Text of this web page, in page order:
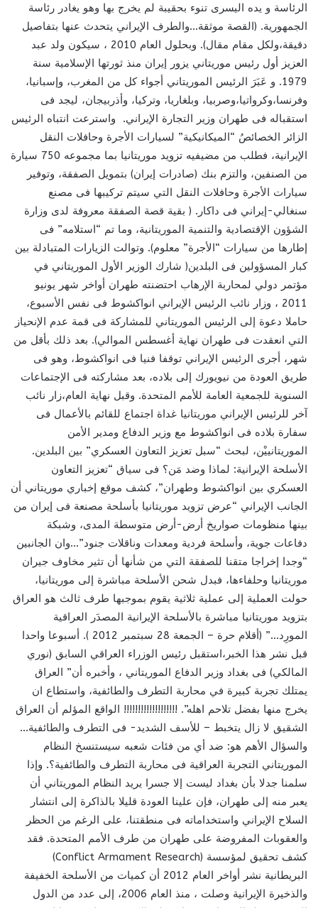
الرئاسة و يده اليسرى تنوء بحقيبة لم يخرج بها وهو يغادر رئاسة
الجمهورية. (القصة موثقة…والطرف الإيراني يتحدث عنها بتفاصيل
دقيقة،ولكل مقام مقال). وبحلول العام 2010 ، سيكون ولد عبد
العزيز أول رئيس موريتاني يزور إيران منذ ثورتها الإسلامية سنة
1979. و عَبَرَ الرئيس الموريتاني أجواء كل من المغرب، وإسبانيا،
وفرنسا،وكرواتيا،وصربيا، وبلغاريا، وتركيا، وأذربيجان، ليجد فى
استقباله فى طهران وزير التجارة الإيراني. واسترعت انتباه الرئيس
الزائر الخصائصُ “الميكانيكية” لسيارات الأجرة وحافلات النقل
الإيرانية، فطلب من مضيفيه تزويد موريتانيا بما مجموعه 750 سيارة
من الصنفين، والتزم بنك (صادرات إيران) بتمويل الصفقة، وتوفير
سيارات الأجرة وحافلات النقل التي سيتم تركيبها فى مصنع
سنغالي-إيراني فى داكار. ( بقية قصة الصفقة معروفة لدى وزارة
الشؤون الإقتصادية والتنمية الموريتانية، وما تم “استلامه” فى
إطارها من سيارات “الأجرة” معلوم). وتوالت الزيارات المتبادلة بين
كبار المسؤولين فى البلدين( شارك الوزير الأول الموريتاني في
مؤتمر دولي لمحاربة الإرهاب احتضنته طهران أواخر شهر يونيو
2011 ، وزار نائب الرئيس الإيراني انواكشوط فى نفس الأسبوع،
حاملا دعوة إلى الرئيس الموريتاني للمشاركة فى قمة عدم الإنحياز
التي انعقدت فى طهران نهاية أغسطس الموالي). بعد ذلك بأقل من
شهر، أجرى الرئيس الإيراني توقفا فنيا فى انواكشوط، وهو فى
طريق العودة من نيويورك إلى بلاده، بعد مشاركته فى الإجتماعات
السنوية للجمعية العامة للأمم المتحدة. وقبل نهاية العام،زار نائب
آخر للرئيس الإيراني موريتانيا غداة اجتماع للقائم بالأعمال فى
سفارة بلاده فى انواكشوط مع وزير الدفاع ومدير الأمن
الموريتانييْن، لبحث “سبل تعزيز التعاون العسكري” بين البلدين.
الأسلحة الإيرانية: لماذا وضد مَن؟ فى سياق “تعزيز التعاون
العسكري بين انواكشوط وطهران”، كشف موقع إخباري موريتاني أن
الجانب الإيراني “عرض تزويد موريتانيا بأسلحة مصنعة فى إيران من
بينها منظومات صواريخ أرض-أرض متوسطة المدى، وشبكة
دفاعات جوية، وأسلحة فردية ومعدات وناقلات جنود”…وان الجانبين
“وجدا إخراجا متقنا للصفقة التي من شأنها أن تثير مخاوف جيران
موريتانيا وحلفاءها، فبدل شحن الأسلحة مباشرة إلى موريتانيا،
حولت العملية إلى عملية ثلاثية يقوم بموجبها طرف ثالث هو العراق
بتزويد موريتانيا مباشرة بالأسلحة الإيرانية المصدَر العراقية
المورِد…” (أقلام حرة – الجمعة 28 سبتمبر 2012 ). أسبوعا واحدا
قبل نشر هذا الخبر،استقبل رئيس الوزراء العراقي السابق (نوري
المالكي) فى بغداد وزير الدفاع الموريتاني ، وأخبره أن” العراق
يمتلك تجربة كبيرة في محاربة التطرف والطائفية، واستطاع ان
يخرج منها بفضل تلاحم اهله”. !!!!!!!!!!!!!!!!!!! الواقع المؤلم أن العراق
الشقيق لا زال يتخبط – للأسف الشديد- فى التطرف والطائفية…
والسؤال الأهم هو: ضد أي من فئات شعبه سيستنسخ النظام
الموريتاني التجربة العراقية فى محاربة التطرف والطائفية؟. وإذا
سلمنا جدلا بأن بغداد ليست إلا جسرا يريد النظام الموريتاني أن
يعبر منه إلى طهران، فإن علينا العودة قليلا بالذاكرة إلى انتشار
السلاح الإيراني واستخداماته فى منطقتنا، على الرغم من الحظر
والعقوبات المفروضة على طهران من طرف الأمم المتحدة. فقد
كشف تحقيق لمؤسسة (Conflict Armament Research)
البريطانية نشر أواخر العام 2012 أن كميات من الأسلحة الخفيفة
والذخيرة الإيرانية وصلت ، منذ العام 2006، إلى عدد من الدول